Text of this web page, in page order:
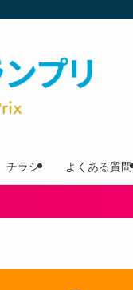
チラシ よくある質問